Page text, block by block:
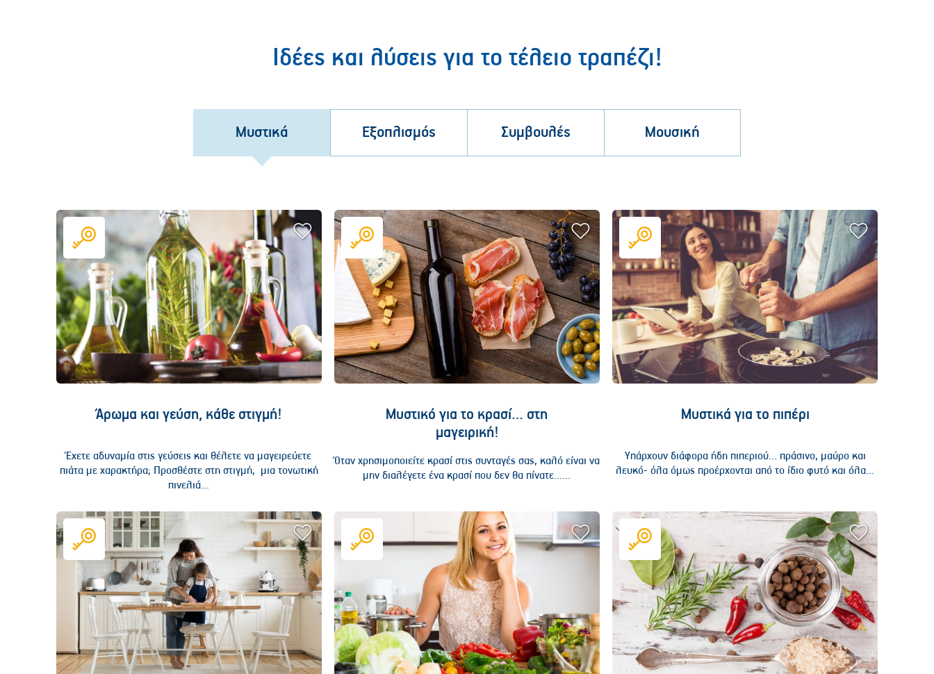
Ιδέες και λύσεις για το τέλειο τραπέζι!
Μυστικά Εξοπλισμός Συμβουλές Μουσική
Άρωμα και γεύση, κάθε στιγμή!
Έχετε αδυναμία στις γεύσεις και θέλετε να μαγειρεύετε
πιάτα με χαρακτήρα; Προσθέστε στη στιγμή, μια τονωτική
πινελιά...
Μυστικό για το κρασί… στη
μαγειρική!
Όταν χρησιμοποιείτε κρασί στις συνταγές σας, καλό είναι να
μην διαλέγετε ένα κρασί που δεν θα πίνατε…...
Μυστικά για το πιπέρι
Υπάρχουν διάφορα ήδη πιπεριού… πράσινο, μαύρο και
λευκό- όλα όμως προέρχονται από το ίδιο φυτό και όλα...